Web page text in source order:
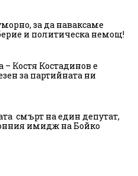
за да наваксаме
и политическа немощ!
Костя Костадинов е
за партийната ни
смърт на един депутат,
имидж на Бойко